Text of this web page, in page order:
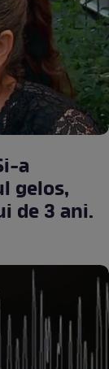
gelos,
de 3 ani.